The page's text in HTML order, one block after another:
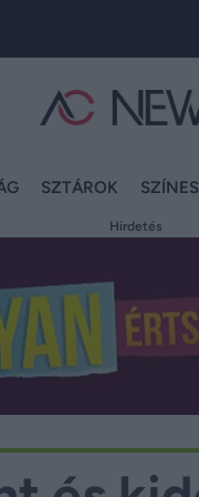
SZTÁROK SZÍNES
Hirdetés